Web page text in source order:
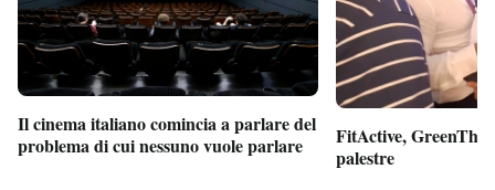
CALENDARIO
AREA PERSONALE
Il cinema italiano comincia a parlare del
problema di cui nessuno vuole parlare
FitActive,
palestre